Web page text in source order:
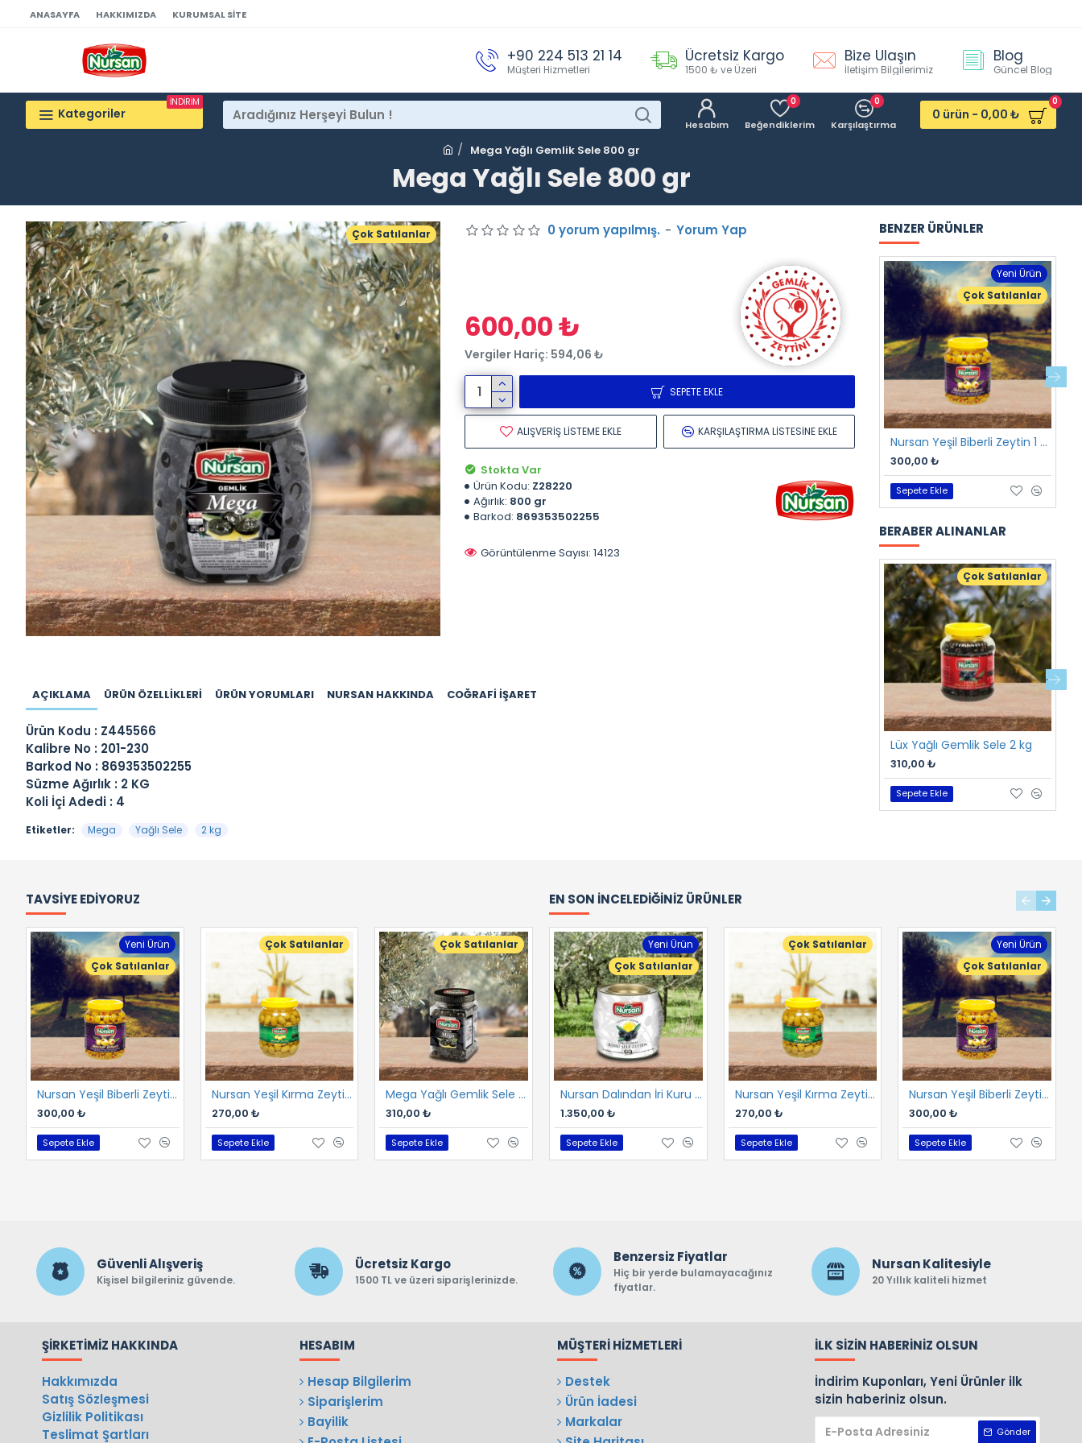
ANASAYFA HAKKIMIZDA KURUMSAL SITE
+90 224 513 21 14
Müşteri Hizmetleri
Ücretsiz Kargo
1500 ₺ ve Üzeri
Bize Ulaşın
İletişim Bilgilerimiz
Blog
Güncel Blog
Kategoriler
İNDİRİM
Hesabım Beğendiklerim
0
Karşılaştırma
0
0 ürün - 0,00 ₺
0
Mega Yağlı Gemlik Sele 800 gr
Mega Yağlı Sele 800 gr
Çok Satılanlar
Stokta Var
Ürün Kodu: Z28220
Ağırlık: 800 gr
Barkod: 869353502255
Görüntülenme Sayısı: 14123
0 yorum yapılmış. - Yorum Yap
600,00 ₺
Vergiler Hariç: 594,06 ₺
SEPETE EKLE
ALIŞVERIŞ LISTEME EKLE KARŞILAŞTIRMA LISTESINE EKLE
AÇIKLAMA ÜRÜN ÖZELLIKLERI ÜRÜN YORUMLARI NURSAN HAKKINDA COĞRAFI İŞARET
Ürün Kodu : Z445566
Kalibre No : 201-230
Barkod No : 869353502255
Süzme Ağırlık : 2 KG
Koli İçi Adedi : 4
Etiketler: Mega Yağlı Sele 2 kg
BENZER ÜRÜNLER
Yeni Ürün
Çok Satılanlar
Nursan Yeşil Biberli Zeytin 1 kg
300,00 ₺
Sepete Ekle
BERABER ALINANLAR
Çok Satılanlar
Lüx Yağlı Gemlik Sele 2 kg
310,00 ₺
Sepete Ekle
TAVSIYE EDIYORUZ
Yeni Ürün
Çok Satılanlar
Nursan Yeşil Biberli Zeytin 1 kg
300,00 ₺
Sepete Ekle
Çok Satılanlar
Nursan Yeşil Kırma Zeytin 1 kg
270,00 ₺
Sepete Ekle
Çok Satılanlar
Mega Yağlı Gemlik Sele 400 gr
310,00 ₺
Sepete Ekle
EN SON İNCELEDIĞINIZ ÜRÜNLER
Yeni Ürün
Çok Satılanlar
Nursan Dalından İri Kuru Gemlik Sele 2 kg
1.350,00 ₺
Sepete Ekle
Çok Satılanlar
Nursan Yeşil Kırma Zeytin 1 kg
270,00 ₺
Sepete Ekle
Yeni Ürün
Çok Satılanlar
Nursan Yeşil Biberli Zeytin 1 kg
300,00 ₺
Sepete Ekle
Güvenli Alışveriş
Kişisel bilgileriniz güvende.
Ücretsiz Kargo
1500 TL ve üzeri siparişlerinizde.
Benzersiz Fiyatlar
Hiç bir yerde bulamayacağınız
fiyatlar.
Nursan Kalitesiyle
20 Yıllık kaliteli hizmet
ŞIRKETIMIZ HAKKINDA
Hakkımızda
Satış Sözleşmesi
Gizlilik Politikası
Teslimat Şartları
HESABIM
Hesap Bilgilerim
Siparişlerim
Bayilik
MÜŞTERI HIZMETLERI
Destek
Ürün İadesi
Markalar
İLK SIZIN HABERINIZ OLSUN
İndirim Kuponları, Yeni Ürünler ilk
sizin haberiniz olsun.
Gönder